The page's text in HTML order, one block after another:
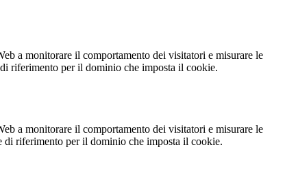
a monitorare il comportamento dei visitatori e misurare le
riferimento per il dominio che imposta il cookie.
a monitorare il comportamento dei visitatori e misurare le
di riferimento per il dominio che imposta il cookie.